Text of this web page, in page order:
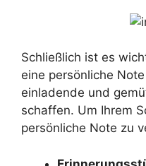
Schließlich ist es
eine persönliche
einladende und
schaffen. Um Ihrem
persönliche Note zu